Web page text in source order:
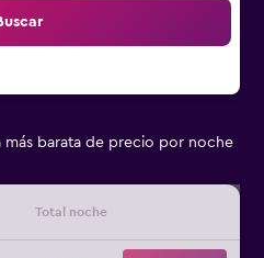
más barata de precio por noche
Total noche